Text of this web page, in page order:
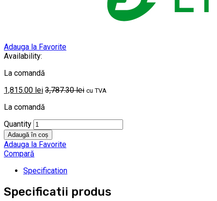
Adauga la Favorite
Availability:
La comandă
1,815.00 lei 3,787.30lei cu TVA
La comandă
Quantity
Adaugă în coș
Adauga la Favorite
Compară
Specification
Specificatii produs